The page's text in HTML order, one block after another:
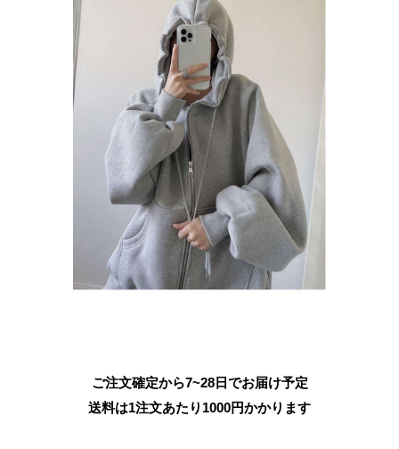
ご注文確定から7~28日でお届け予定
送料は1注文あたり 1000円かかります